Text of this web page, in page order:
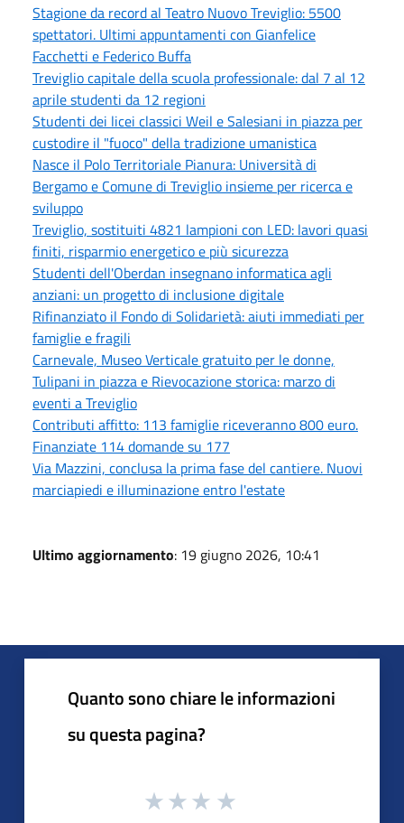
Stagione da record al Teatro Nuovo Treviglio: 5500
spettatori. Ultimi appuntamenti con Gianfelice
Facchetti e Federico Buffa
Treviglio capitale della scuola professionale: dal 7 al 12
aprile studenti da 12 regioni
Studenti dei licei classici Weil e Salesiani in piazza per
custodire il "fuoco" della tradizione umanistica
Nasce il Polo Territoriale Pianura: Università di
Bergamo e Comune di Treviglio insieme per ricerca e
sviluppo
Treviglio, sostituiti 4821 lampioni con LED: lavori quasi
finiti, risparmio energetico e più sicurezza
Studenti dell'Oberdan insegnano informatica agli
anziani: un progetto di inclusione digitale
Rifinanziato il Fondo di Solidarietà: aiuti immediati per
famiglie e fragili
Carnevale, Museo Verticale gratuito per le donne,
Tulipani in piazza e Rievocazione storica: marzo di
eventi a Treviglio
Contributi affitto: 113 famiglie riceveranno 800 euro.
Finanziate 114 domande su 177
Via Mazzini, conclusa la prima fase del cantiere. Nuovi
marciapiedi e illuminazione entro l'estate
Ultimo aggiornamento: 19 giugno 2026, 10:41
Quanto sono chiare le informazioni
su questa pagina?